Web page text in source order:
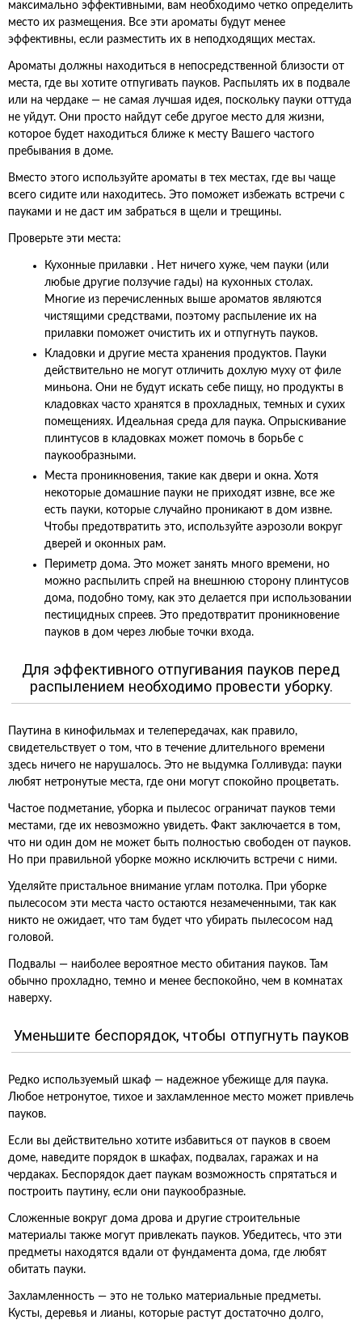
максимально эффективными, вам необходимо четко определить
место их размещения. Все эти ароматы будут менее
эффективны, если разместить их в неподходящих местах.
Ароматы должны находиться в непосредственной близости от
места, где вы хотите отпугивать пауков. Распылять их в подвале
или на чердаке — не самая лучшая идея, поскольку пауки оттуда
не уйдут. Они просто найдут себе другое место для жизни,
которое будет находиться ближе к месту Вашего частого
пребывания в доме.
Вместо этого используйте ароматы в тех местах, где вы чаще
всего сидите или находитесь. Это поможет избежать встречи с
пауками и не даст им забраться в щели и трещины.
Проверьте эти места:
Кухонные прилавки . Нет ничего хуже, чем пауки (или
любые другие ползучие гады) на кухонных столах.
Многие из перечисленных выше ароматов являются
чистящими средствами, поэтому распыление их на
прилавки поможет очистить их и отпугнуть пауков.
Кладовки и другие места хранения продуктов. Пауки
действительно не могут отличить дохлую муху от филе
миньона. Они не будут искать себе пищу, но продукты в
кладовках часто хранятся в прохладных, темных и сухих
помещениях. Идеальная среда для паука. Опрыскивание
плинтусов в кладовках может помочь в борьбе с
паукообразными.
Места проникновения, такие как двери и окна. Хотя
некоторые домашние пауки не приходят извне, все же
есть пауки, которые случайно проникают в дом извне.
Чтобы предотвратить это, используйте аэрозоли вокруг
дверей и оконных рам.
Периметр дома. Это может занять много времени, но
можно распылить спрей на внешнюю сторону плинтусов
дома, подобно тому, как это делается при использовании
пестицидных спреев. Это предотвратит проникновение
пауков в дом через любые точки входа.
Для эффективного отпугивания пауков перед
распылением необходимо провести уборку.
Паутина в кинофильмах и телепередачах, как правило,
свидетельствует о том, что в течение длительного времени
здесь ничего не нарушалось. Это не выдумка Голливуда: пауки
любят нетронутые места, где они могут спокойно процветать.
Частое подметание, уборка и пылесос ограничат пауков теми
местами, где их невозможно увидеть. Факт заключается в том,
что ни один дом не может быть полностью свободен от пауков.
Но при правильной уборке можно исключить встречи с ними.
Уделяйте пристальное внимание углам потолка. При уборке
пылесосом эти места часто остаются незамеченными, так как
никто не ожидает, что там будет что убирать пылесосом над
головой.
Подвалы — наиболее вероятное место обитания пауков. Там
обычно прохладно, темно и менее беспокойно, чем в комнатах
наверху.
Уменьшите беспорядок, чтобы отпугнуть пауков
Редко используемый шкаф — надежное убежище для паука.
Любое нетронутое, тихое и захламленное место может привлечь
пауков.
Если вы действительно хотите избавиться от пауков в своем
доме, наведите порядок в шкафах, подвалах, гаражах и на
чердаках. Беспорядок дает паукам возможность спрятаться и
построить паутину, если они паукообразные.
Сложенные вокруг дома дрова и другие строительные
материалы также могут привлекать пауков. Убедитесь, что эти
предметы находятся вдали от фундамента дома, где любят
обитать пауки.
Захламленность — это не только материальные предметы.
Кусты, деревья и лианы, которые растут достаточно долго,